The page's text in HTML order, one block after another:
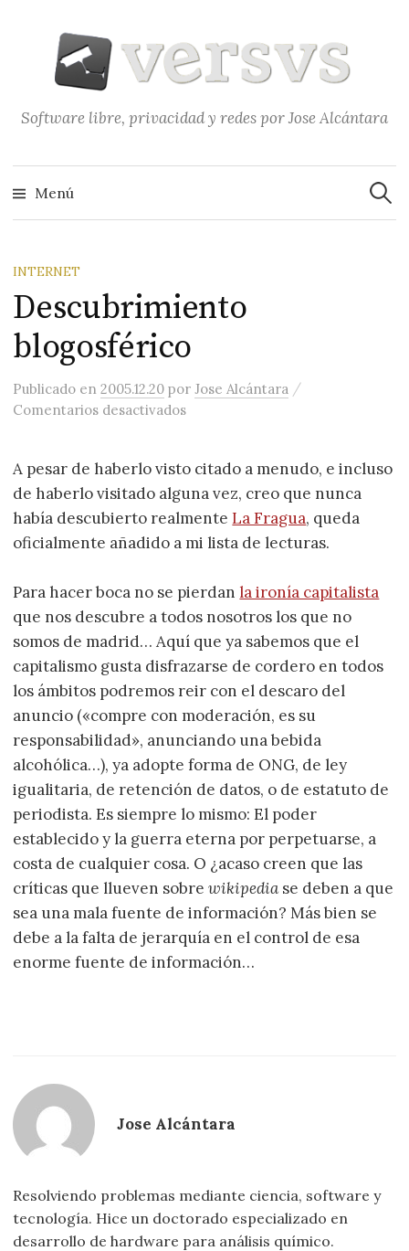
contenido
Software libre, privacidad y redes por Jose Alcántara
Menú
INTERNET
Descubrimiento
blogosférico
Publicado en2005.12.20 porJose Alcántara /
Comentarios desactivadosen Descubrimiento blogosférico
A pesar de haberlo visto citado a menudo, e incluso
de haberlo visitado alguna vez, creo que nunca
había descubierto realmenteLa Fragua, queda
oficialmente añadido a mi lista de lecturas.
Para hacer boca no se pierdanla ironía capitalista
que nos descubre a todos nosotros los que no
somos de madrid… Aquí que ya sabemos que el
capitalismo gusta disfrazarse de cordero en todos
los ámbitos podremos reir con el descaro del
anuncio («compre con moderación, es su
responsabilidad», anunciando una bebida
alcohólica…), ya adopte forma de ONG, de ley
igualitaria, de retención de datos, o de estatuto de
periodista. Es siempre lo mismo: El poder
establecido y la guerra eterna por perpetuarse, a
costa de cualquier cosa. O ¿acaso creen que las
críticas que llueven sobrewikipedia se deben a que
sea una mala fuente de información? Más bien se
debe a la falta de jerarquía en el control de esa
enorme fuente de información…
Jose Alcántara
Resolviendo problemas mediante ciencia, software y
tecnología. Hice un doctorado especializado en
desarrollo de hardware para análisis químico.